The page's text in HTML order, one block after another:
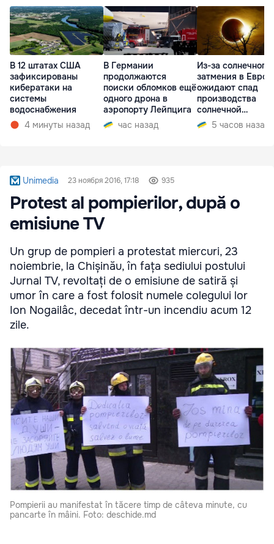
В 12 штатах США
зафиксированы
кибератаки на
системы
водоснабжения
4 минуты назад
В Германии
продолжаются
поиски обломков ещё
одного дрона в
аэропорту Лейпцига
час назад
Из-за солнечного
затмения в
ожидают спад
производства
солнечной
электроэнергии
5 часов назад
Unimedia 23 ноября 2016, 17:18 935
Protest al pompierilor, după o
emisiune TV
Un grup de pompieri a protestat miercuri, 23
noiembrie, la Chișinău, în fața sediului postului
Jurnal TV, revoltați de o emisiune de satiră și
umor în care a fost folosit numele colegului lor
Ion Nogailâc, decedat într-un incendiu acum 12
zile.
Pompierii au manifestat în tăcere timp de câteva minute, cu
pancarte în mâini. Foto: deschide.md